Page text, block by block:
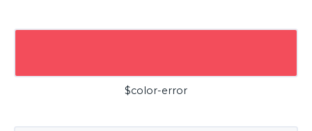
$color-error